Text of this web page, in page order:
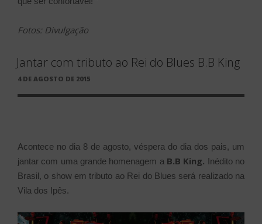
Fotos: Divulgação
Jantar com tributo ao Rei do Blues B.B King
PUBLICADO
4 DE AGOSTO DE 2015
Acontece no dia 8 de agosto, véspera do dia dos pais, um
jantar com uma grande homenagem a B.B King. Inédito no
Brasil, o show em tributo ao Rei do Blues será realizado na
Vila dos Ipês.